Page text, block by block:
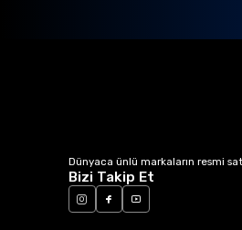
Dünyaca ünlü markaların resmi
Bizi Takip Et